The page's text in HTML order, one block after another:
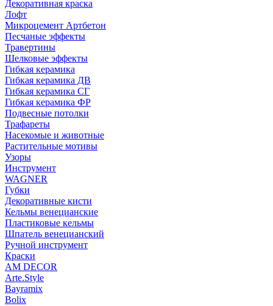
Декоративная краска
Лофт
Микроцемент Артбетон
Песчаные эффекты
Травертины
Шелковые эффекты
Гибкая керамика
Гибкая керамика ДВ
Гибкая керамика СГ
Гибкая керамика ФР
Подвесные потолки
Трафареты
Насекомые и животные
Растительные мотивы
Узоры
Инструмент
WAGNER
Губки
Декоративные кисти
Кельмы венецианские
Пластиковые кельмы
Шпатель венецианский
Ручной инструмент
Краски
AM DECOR
Arte.Style
Bayramix
Bolix